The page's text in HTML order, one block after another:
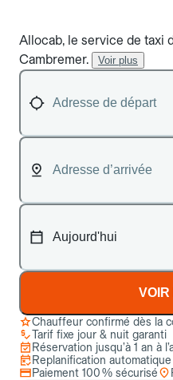
Allocab, le service de taxi
Cambremer.
Voir plus
VOIR
Chauffeur confirmé dès la
Tarif fixe jour & nuit garanti
Réservation jusqu’à 1 an à
Replanification
Paiement 100 % sécurisé